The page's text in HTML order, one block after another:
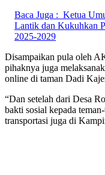
Baca Juga : Ketua
Lantik dan Kukuhkan
2025-2029
Disampaikan pula oleh
pihaknya juga
online di taman Dadi
“Dan setelah dari Desa
bakti sosial kepada
transportasi juga di